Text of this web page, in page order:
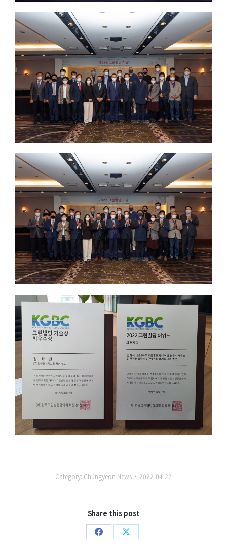
Category: Chungyeon News 2022-04-27
Share this post
Share Share